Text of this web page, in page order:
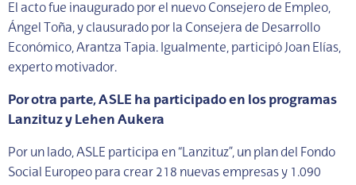
El acto fue inaugurado por el nuevo Consejero de Empleo,
Ángel Toña, y clausurado por la Consejera de Desarrollo
Económico, Arantza Tapia. Igualmente, participó Joan Elías,
experto motivador.
Por otra parte, ASLE ha participado en los programas
Lanzituz y Lehen Aukera
Por un lado, ASLE participa en “Lanzituz”, un plan del Fondo
Social Europeo para crear 218 nuevas empresas y 1.090